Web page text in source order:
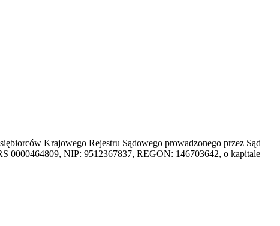
Krajowego Rejestru Sądowego prowadzonego przez Sąd
0000464809, NIP: 9512367837, REGON: 146703642, o kapitale